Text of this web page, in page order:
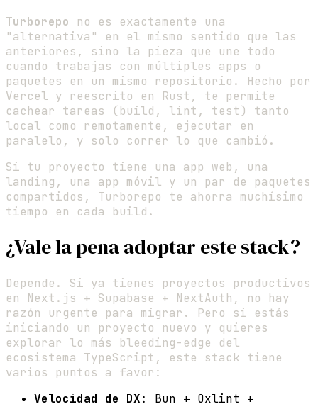
Turborepo no es exactamente una
"alternativa" en el mismo sentido que las
anteriores, sino la pieza que une todo
cuando trabajas con múltiples apps o
paquetes en un mismo repositorio. Hecho por
Vercel y reescrito en Rust, te permite
cachear tareas (build, lint, test) tanto
local como remotamente, ejecutar en
paralelo, y solo correr lo que cambió.
Si tu proyecto tiene una app web, una
landing, una app móvil y un par de paquetes
compartidos, Turborepo te ahorra muchísimo
tiempo en cada build.
¿Vale la pena adoptar este stack?
Depende. Si ya tienes proyectos productivos
en Next.js + Supabase + NextAuth, no hay
razón urgente para migrar. Pero si estás
iniciando un proyecto nuevo y quieres
explorar lo más bleeding-edge del
ecosistema TypeScript, este stack tiene
varios puntos a favor:
Velocidad de DX: Bun + Oxlint +